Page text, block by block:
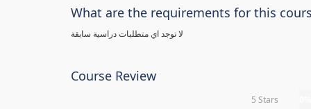
What are the requirements for this
لا توجد اي متطلبات دراسية سابقة
Course Review
5 Stars